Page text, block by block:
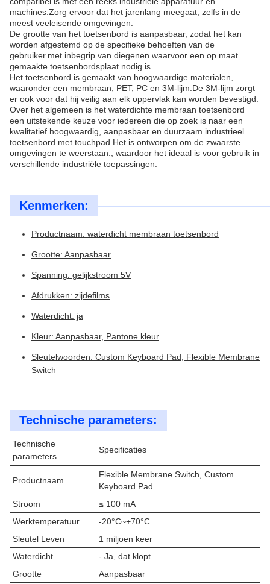
machines.Zorg ervoor dat het jarenlang meegaat, zelfs in de
meest veeleisende omgevingen.
De grootte van het toetsenbord is aanpasbaar, zodat het kan
worden afgestemd op de specifieke behoeften van de
gebruiker.met inbegrip van diegenen waarvoor een op maat
gemaakte toetsenbordsplaat nodig is.
Het toetsenbord is gemaakt van hoogwaardige materialen,
waaronder een membraan, PET, PC en 3M-lijm.De 3M-lijm zorgt
er ook voor dat hij veilig aan elk oppervlak kan worden bevestigd.
Over het algemeen is het waterdichte membraan toetsenbord
een uitstekende keuze voor iedereen die op zoek is naar een
kwalitatief hoogwaardig, aanpasbaar en duurzaam industrieel
toetsenbord met touchpad.Het is ontworpen om de zwaarste
omgevingen te weerstaan., waardoor het ideaal is voor gebruik in
verschillende industriële toepassingen.
Kenmerken:
Productnaam: waterdicht membraan toetsenbord
Grootte: Aanpasbaar
Spanning: gelijkstroom 5V
Afdrukken: zijdefilms
Waterdicht: ja
Kleur: Aanpasbaar, Pantone kleur
Sleutelwoorden: Custom Keyboard Pad, Flexible Membrane
Switch
Technische parameters:
Technische
parameters
Specificaties
Productnaam
Flexible Membrane Switch, Custom
Keyboard Pad
Stroom
≤ 100 mA
Werktemperatuur
-20°C~+70°C
Sleutel Leven
1 miljoen keer
Waterdicht
- Ja, dat klopt.
Grootte
Aanpasbaar